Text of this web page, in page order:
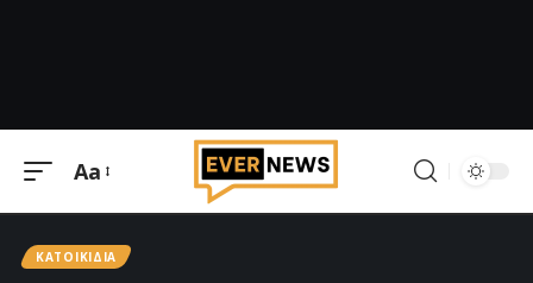
Μεγέθυνση
Aa
ΚΑΤΟΙΚΊΔΙΑ